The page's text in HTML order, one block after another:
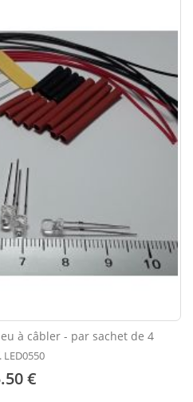
à câbler - par sachet de 4
LED0550
€